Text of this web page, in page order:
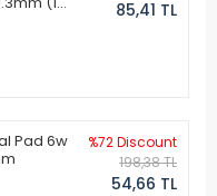
85,41 TL
Pad 6w
%72 Discount
198,38 TL
54,66 TL